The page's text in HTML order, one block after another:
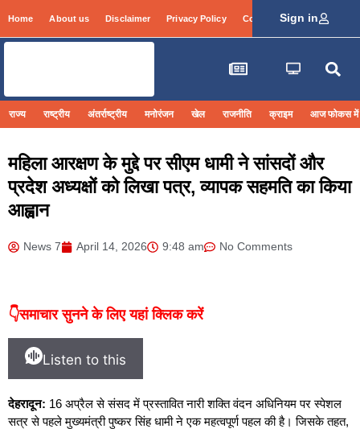
Home About us Disclaimer Privacy Policy Contact Info Login
Sign in
राज्य राष्ट्रीय अंतर्राष्ट्रीय मनोरंजन खेल राजनीति क्राइम आज फोकस में
महिला आरक्षण के मुद्दे पर सीएम धामी ने सांसदों और
प्रदेश अध्यक्षों को लिखा पत्र, व्यापक सहमति का किया
आह्वान
News 7 April 14, 2026 9:48 am No Comments
👇समाचार सुनने के लिए यहां क्लिक करें
Listen to this
देहरादून: 16 अप्रैल से संसद में प्रस्तावित नारी शक्ति वंदन अधिनियम पर स्पेशल
सत्र से पहले मुख्यमंत्री पुष्कर सिंह धामी ने एक महत्वपूर्ण पहल की है। जिसके तहत,